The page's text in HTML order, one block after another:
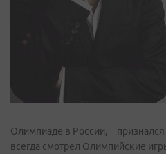
Олимпиаде в России, –
всегда смотрел Олимпийские